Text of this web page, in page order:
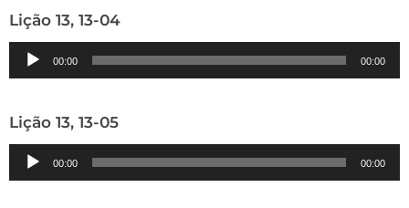
Lição 13, 13-04
Tocador
de
00:00 00:00
Lição 13, 13-05
Tocador
de
00:00 00:00